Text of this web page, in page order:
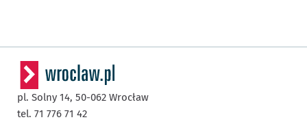
pl. Solny 14, 50-062 Wrocław
tel. 71 776 71 42